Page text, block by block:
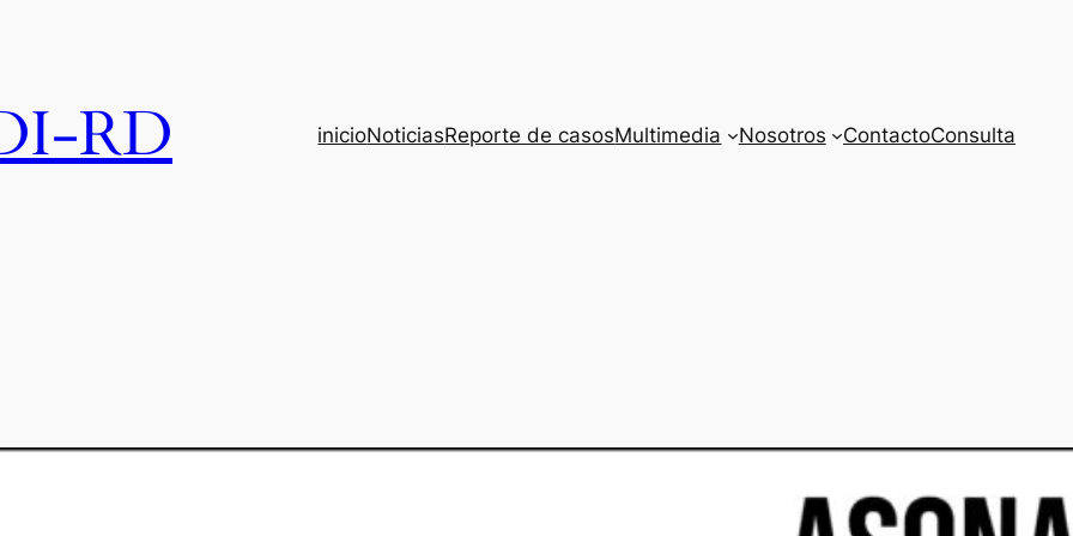
RD inicioNoticiasReporte de casosMultimedia Nosotros ContactoConsulta